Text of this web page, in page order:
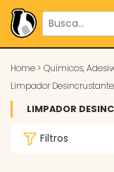
Home > Químicos,
Limpador Desincrustante
LIMPADOR
Filtros